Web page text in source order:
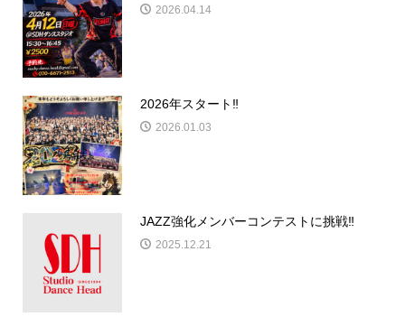
2026.04.14
2026年スタート‼️
2026.01.03
JAZZ強化メンバーコンテストに挑戦‼️
2025.12.21